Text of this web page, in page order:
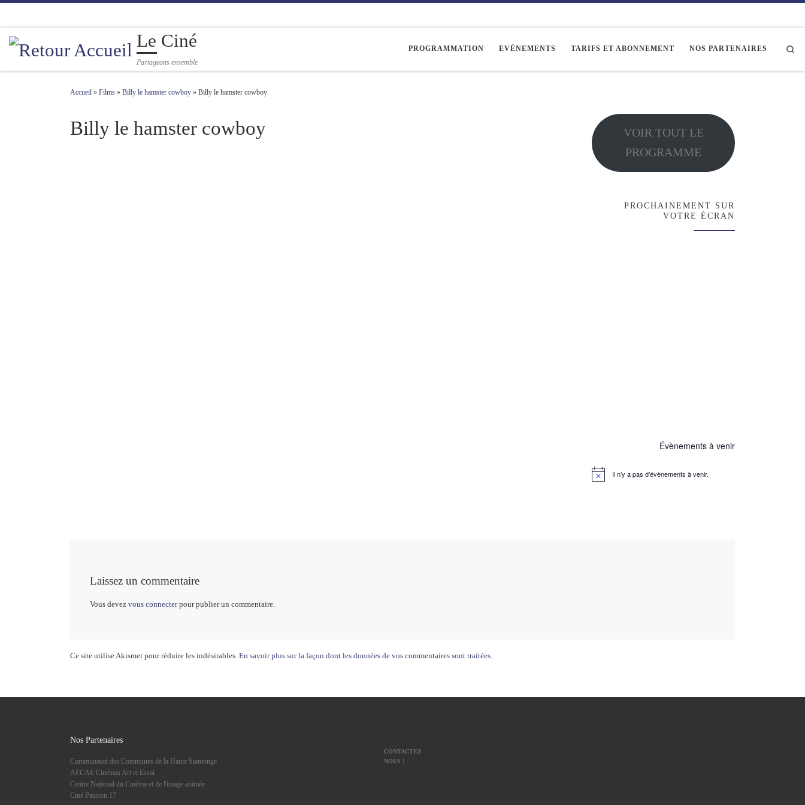
Le Ciné
Partageons ensemble
PROGRAMMATION EVÈNEMENTS TARIFS ET ABONNEMENT NOS PARTENAIRES
Accueil » Films » Billy le hamster cowboy » Billy le hamster cowboy
Billy le hamster cowboy
Laissez un commentaire
Vous devez vous connecterpour publier un commentaire.
Ce site utilise Akismet pour réduire les indésirables. En savoir plus sur la façon dont les données de vos commentaires sont traitées.
VOIR TOUT LE
PROGRAMME
PROCHAINEMENT SUR
VOTRE ÉCRAN
Évènements à venir
N
Il n’y a pas d’évènements à venir.
Nos Partenaires
Communauté des Communes de la Haute Saintonge
AFCAE Cinémas Art et Essai
Centre Național du Cinéma et de l'image animée
Ciné Passion 17
CONTACTEZ
NOUS !